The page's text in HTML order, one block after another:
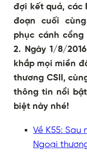
đợi kết quả, các
đoạn cuối
phục cánh
2. Ngày 1/8/
khắp mọi miền
thương CSII,
thông tin nổi
biệt này nhé!
Về K55: Sau
Ngoại